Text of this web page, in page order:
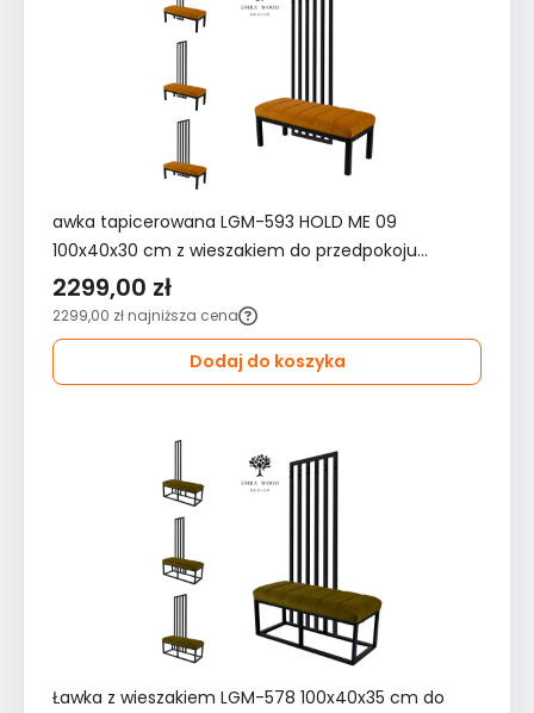
awka tapicerowana LGM-593 HOLD ME 09
100x40x30 cm z wieszakiem do przedpokoju
pomarańczowa
2299,00 zł
2299,00 zł najniższa cena
Dodaj do koszyka
Ławka z wieszakiem LGM-578 100x40x35 cm do